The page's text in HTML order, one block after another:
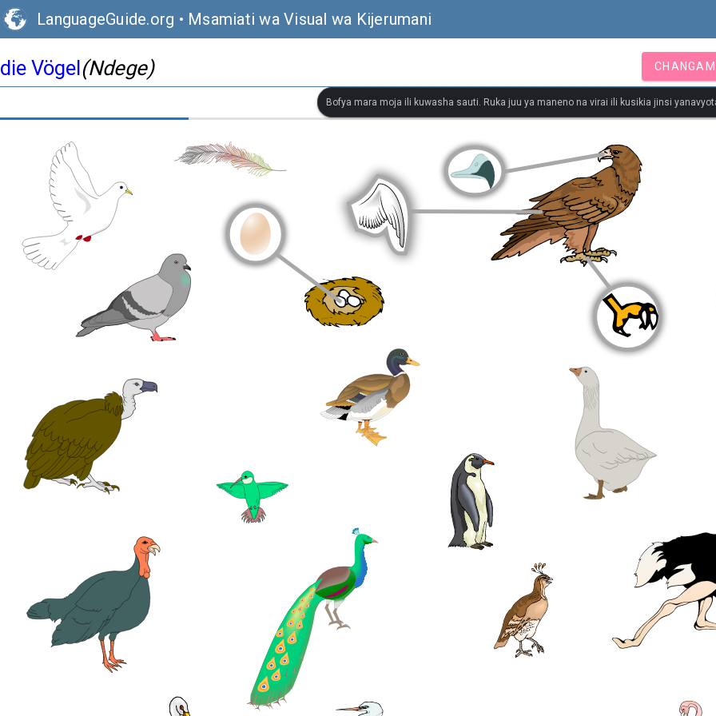
LanguageGuide.org • Msamiati wa Visual wa Kijerumani
die Vögel(Ndege)
Bofya mara moja ili kuwasha sauti. Ruka juu ya maneno na virai ili kusikia jinsi